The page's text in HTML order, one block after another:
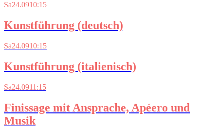
Sa24.0910:15
Kunstführung (deutsch)
Sa24.0910:15
Kunstführung (italienisch)
Sa24.0911:15
Finissage mit Ansprache, Apéero und
Musik